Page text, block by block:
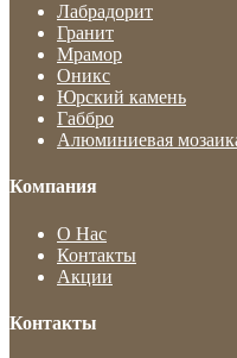
Лабрадорит
Гранит
Мрамор
Оникс
Юрский камень
Габбро
Алюминиевая
Компания
О Нас
Контакты
Акции
Контакты